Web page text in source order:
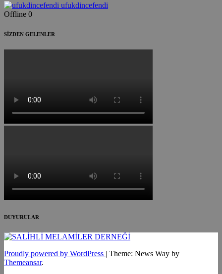
ufukdincefendi
Offline 0
SİZDEN GELENLER
DUYURULAR
Proudly powered by WordPress | Theme: News Way by
Themeansar.